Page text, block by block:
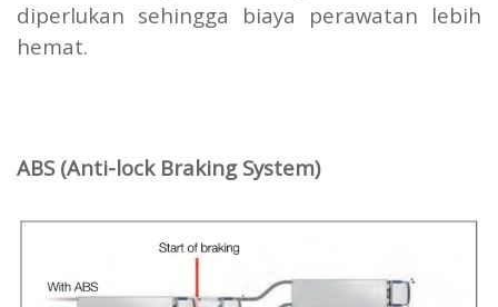
diperlukan sehingga biaya perawatan lebih
hemat.
ABS (Anti-lock Braking System)